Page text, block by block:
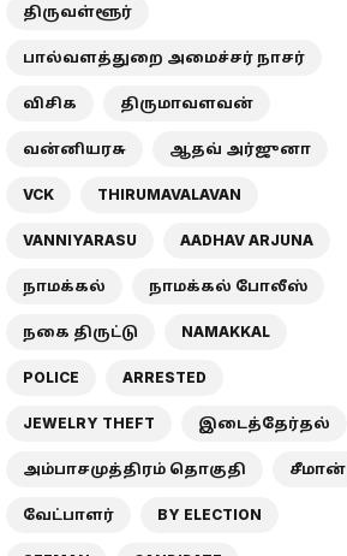
திருவள்ளூர்
பால்வளத்துறை அமைச்சர் நாசர்
விசிக திருமாவளவன்
வன்னியரசு ஆதவ் அர்ஜுனா
VCK THIRUMAVALAVAN
VANNIYARASU AADHAV ARJUNA
நாமக்கல் நாமக்கல் போலீஸ்
நகை திருட்டு NAMAKKAL
POLICE ARRESTED
JEWELRY THEFT இடைத்தேர்தல்
அம்பாசமுத்திரம் தொகுதி சீமான்
வேட்பாளர் BY ELECTION